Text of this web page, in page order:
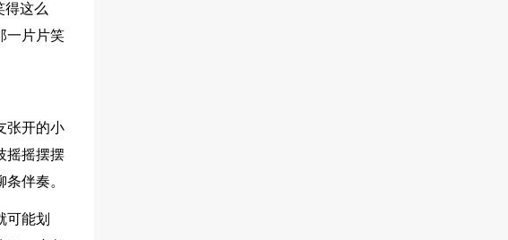
得这么
一片片笑
张开的小
摇摇摆摆
伴奏。
可能划